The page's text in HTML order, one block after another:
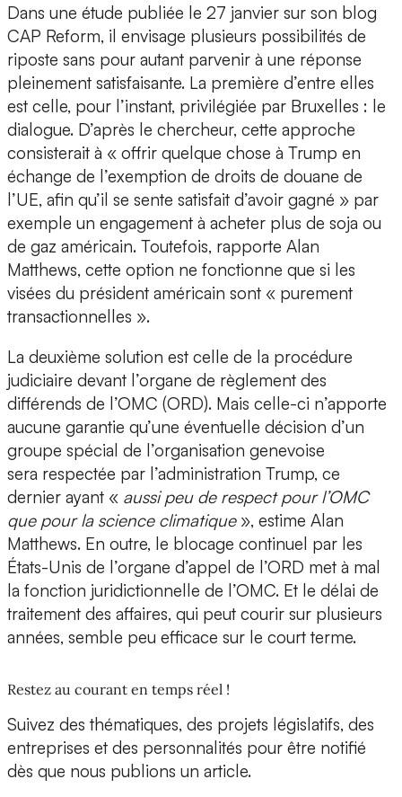
Dans une étude publiée le 27 janvier sur son blog
CAP Reform, il envisage plusieurs possibilités de
riposte sans pour autant parvenir à une réponse
pleinement satisfaisante. La première d’entre elles
est celle, pour l’instant, privilégiée par Bruxelles : le
dialogue. D’après le chercheur, cette approche
consisterait à « offrir quelque chose à Trump en
échange de l’exemption de droits de douane de
l’UE, afin qu’il se sente satisfait d’avoir gagné » par
exemple un engagement à acheter plus de soja ou
de gaz américain. Toutefois, rapporte Alan
Matthews, cette option ne fonctionne que si les
visées du président américain sont « purement
transactionnelles ».
La deuxième solution est celle de la procédure
judiciaire devant l’organe de règlement des
différends de l’OMC (ORD). Mais celle-ci n’apporte
aucune garantie qu’une éventuelle décision d’un
groupe spécial de l’organisation genevoise
sera respectée par l’administration Trump, ce
dernier ayant « aussi peu de respect pour l’OMC
que pour la science climatique», estime Alan
Matthews. En outre, le blocage continuel par les
États-Unis de l’organe d’appel de l’ORD met à mal
la fonction juridictionnelle de l’OMC. Et le délai de
traitement des affaires, qui peut courir sur plusieurs
années, semble peu efficace sur le court terme.
Restez au courant en temps réel !
Suivez des thématiques, des projets législatifs, des
entreprises et des personnalités pour être notifié
dès que nous publions un article.